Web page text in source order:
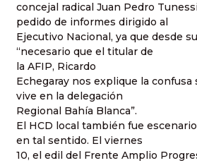
concejal radical Juan Pedro
pedido de informes dirigido al
Ejecutivo Nacional, ya que desde
“necesario que el titular de
la AFIP, Ricardo
Echegaray nos explique la confusa
vive en la delegación
Regional Bahía Blanca”.
El HCD local también fue
en tal sentido. El viernes
10, el edil del Frente Amplio